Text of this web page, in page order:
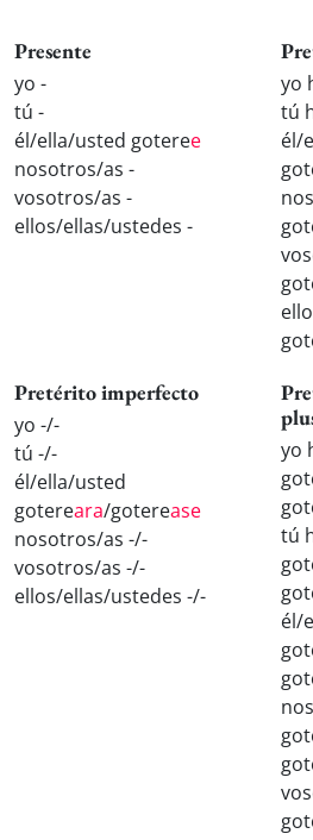
Presente
yo -
tú -
él/ella/usted goteree
nosotros/as -
vosotros/as -
ellos/ellas/ustedes -
yo
tú
él/
Pretérito imperfecto
yo -/-
tú -/-
él/ella/usted
gotereara/goterease
nosotros/as -/-
vosotros/as -/-
ellos/ellas/ustedes -/-
yo
tú
él/